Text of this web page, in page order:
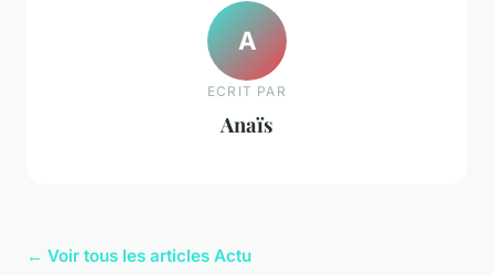
A
ECRIT PAR
Anaïs
← Voir tous les articles Actu